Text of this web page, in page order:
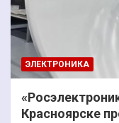
ЭЛЕКТРОНИКА
Красноярске